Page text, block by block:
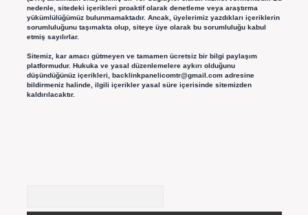
nedenle, sitedeki içerikleri proaktif olarak denetleme veya araştırma
yükümlülüğümüz bulunmamaktadır. Ancak, üyelerimiz yazdıkları içeriklerin
sorumluluğunu taşımakta olup, siteye üye olarak bu sorumluluğu kabul
etmiş sayılırlar.
Sitemiz, kar amacı gütmeyen ve tamamen ücretsiz bir bilgi paylaşım
platformudur. Hukuka ve yasal düzenlemelere aykırı olduğunu
düşündüğünüz içerikleri, backlinkpanelicomtr@gmail.comadresine
bildirmeniz halinde, ilgili içerikler yasal süre içerisinde sitemizden
kaldırılacaktır.